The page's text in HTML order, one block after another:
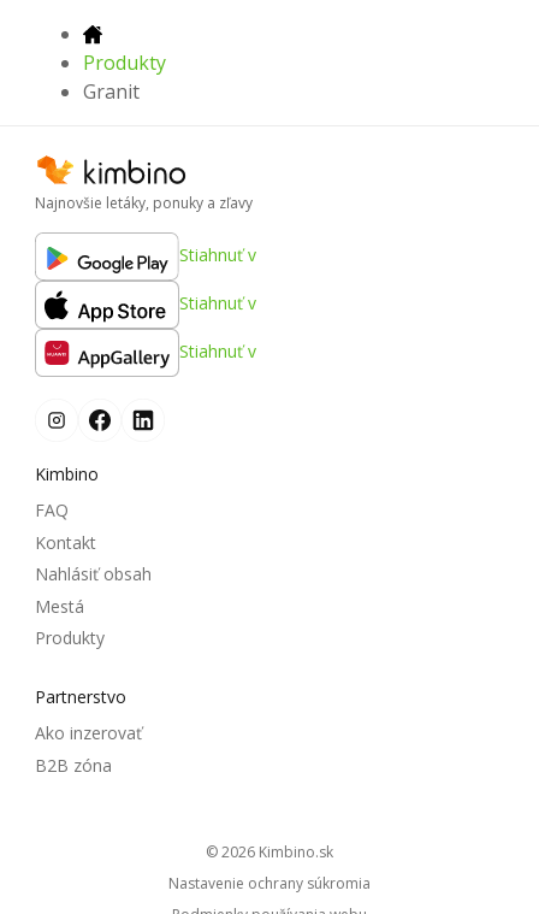
Produkty
Granit
Najnovšie letáky, ponuky a zľavy
Stiahnuť v
Stiahnuť v
Stiahnuť v
Kimbino
FAQ
Kontakt
Nahlásiť obsah
Mestá
Produkty
Partnerstvo
Ako inzerovať
B2B zóna
© 2026
kimbino.sk
Nastavenie ochrany súkromia